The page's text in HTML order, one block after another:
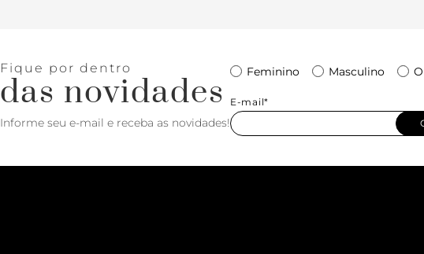
Fique por dentro
das novidades
Informe seu e-mail e receba as novidades!
Feminino Masculino
E-mail*